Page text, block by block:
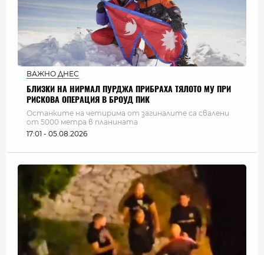
ВАЖНО ДНЕС
БЛИЗКИ НА НИРМАЛ ПУРДЖА ПРИБРАХА ТЯЛОТО МУ ПРИ
РИСКОВА ОПЕРАЦИЯ В БРОУД ПИК
Останките на четирима от загиналите са свалени
от 5000 метра в планината
17:01 - 05.08.2026